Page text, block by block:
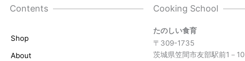
Contents
Shop
About
Cooking School
たのしい食育
〒309-1735
茨城県笠間市友部駅前1－10